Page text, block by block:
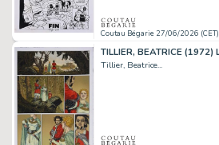
Coutau Bégarie 27/06/2026 (CET)
Tillier, Beatrice...